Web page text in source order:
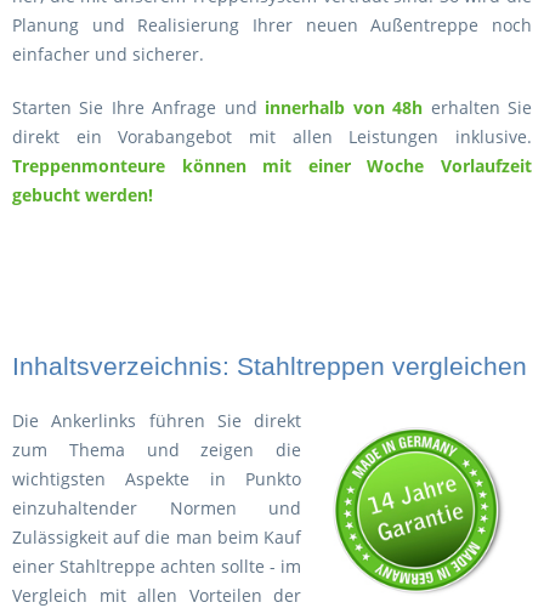
Planung und Realisierung Ihrer neuen Außentreppe noch
einfacher und sicherer.
Starten Sie Ihre Anfrage und innerhalb von 48h erhalten Sie
direkt ein Vorabangebot mit allen Leistungen inklusive.
Treppenmonteure können mit einer Woche Vorlaufzeit
gebucht werden!
Inhaltsverzeichnis: Stahltreppen vergleichen
Die Ankerlinks führen Sie direkt
zum Thema und zeigen die
wichtigsten Aspekte in Punkto
einzuhaltender Normen und
Zulässigkeit auf die man beim Kauf
einer Stahltreppe achten sollte - im
Vergleich mit allen Vorteilen der